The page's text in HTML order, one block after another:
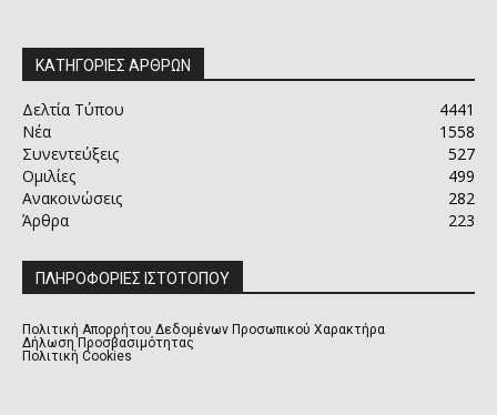
ΚΑΤΗΓΟΡΙΕΣ ΑΡΘΡΩΝ
Δελτία Τύπου
4441
Νέα
1558
Συνεντεύξεις
527
Ομιλίες
499
Ανακοινώσεις
282
Άρθρα
223
ΠΛΗΡΟΦΟΡΙΕΣ ΙΣΤΟΤΟΠΟΥ
Πολιτική Απορρήτου Δεδομένων Προσωπικού Χαρακτήρα
Δήλωση Προσβασιμότητας
Πολιτική Cookies